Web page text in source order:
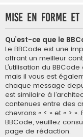
Mise en forme
Qu’est-ce que le
Le BBCode est une
offrant un meilleur
L’utilisation du
mais il vous est
chaque message
est similaire à
contenues entre des
chevrons « < » et « >
BBCode, veuillez
page de rédaction.